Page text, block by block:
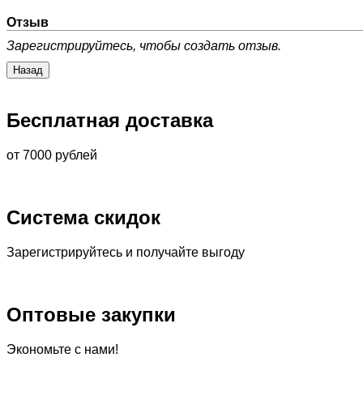
Отзыв
Зарегистрируйтесь, чтобы создать отзыв.
Бесплатная доставка
от 7000 рублей
Система скидок
Зарегистрируйтесь и получайте выгоду
Оптовые закупки
Экономьте с нами!